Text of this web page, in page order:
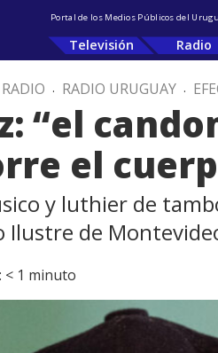
Portal de los Medios Públicos del
Televisión Radio
RADIO . RADIO URUGUAY .
“el
el
y luthier de
Ilustre de
< 1 minuto